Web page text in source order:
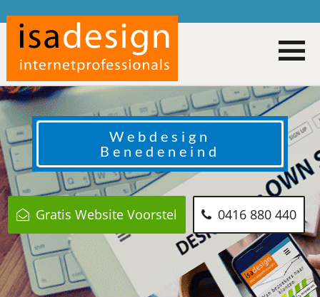
Webdesign
Benedeneind
Gratis Website Voorstel 0416 880 440